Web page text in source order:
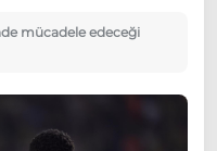
mücadele edeceği